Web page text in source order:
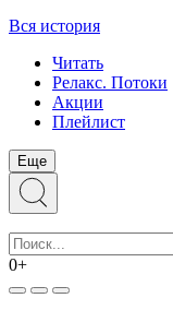
Вся история
Читать
Релакс. Потоки
Акции
Плейлист
Еще
0+